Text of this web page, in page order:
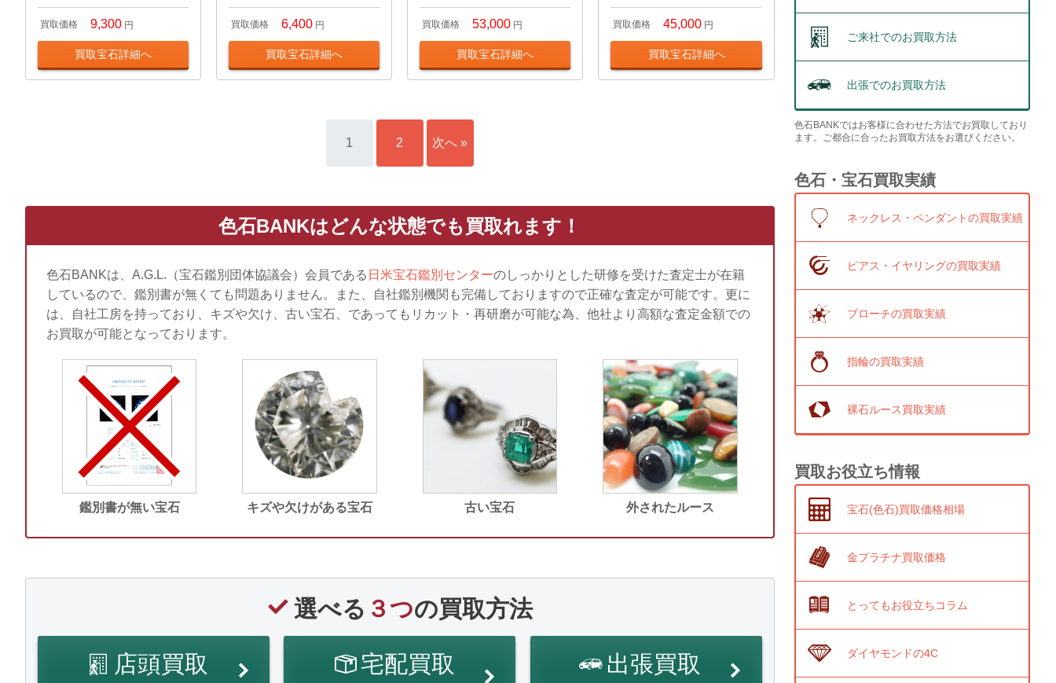
買取価格 9,300 円
買取宝石詳細へ
買取価格 6,400 円
買取宝石詳細へ
買取価格 53,000 円
買取宝石詳細へ
買取価格 45,000 円
買取宝石詳細へ
1 2 次へ »
色石BANKはどんな状態でも買取れます！
色石BANKは、A.G.L.（宝石鑑別団体協議会）会員である 日米宝石鑑別センターのしっかりとした研修を受けた査定士が在籍
しているので、鑑別書が無くても問題ありません。また、自社鑑別機関も完備しておりますので正確な査定が可能です。更に
は、自社工房を持っており、キズや欠け、古い宝石、であってもリカット・再研磨が可能な為、他社より高額な査定金額での
お買取が可能となっております。
鑑別書が無い宝石 キズや欠けがある宝石 古い宝石 外されたルース
選べる ３つの買取方法
店頭買取 宅配買取 出張買取
ご来社でのお買取方法
出張でのお買取方法
色石BANKではお客様に合わせた方法でお買取しており
ます。ご都合に合ったお買取方法をお選びください。
色石・宝石買取実績
ネックレス・ペンダントの買取実績
ピアス・イヤリングの買取実績
ブローチの買取実績
指輪の買取実績
裸石ルース買取実績
買取お役立ち情報
宝石(色石)買取価格相場
金プラチナ買取価格
とってもお役立ちコラム
ダイヤモンドの4C